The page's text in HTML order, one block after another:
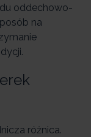
oddechowo-
na
różnica.